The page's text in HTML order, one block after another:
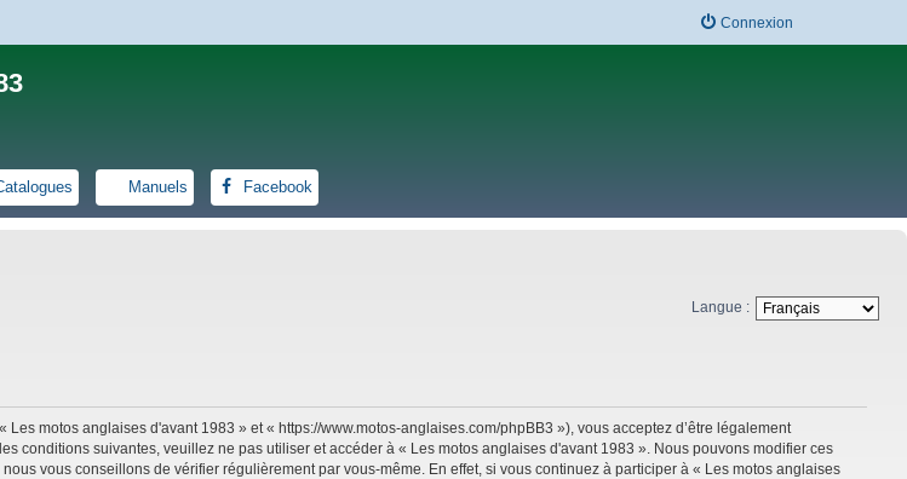
Connexion
Manuels Facebook
Langue :
motos anglaises d'avant 1983 » et « https://www.motos-anglaises.com/phpBB3 »), vous acceptez d’être légalement
conditions suivantes, veuillez ne pas utiliser et accéder à « Les motos anglaises d'avant 1983 ». Nous pouvons modifier ces
vous conseillons de vérifier régulièrement par vous-même. En effet, si vous continuez à participer à « Les motos anglaises